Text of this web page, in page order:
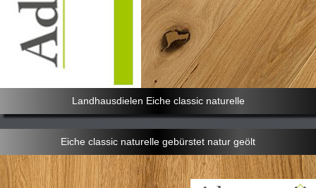
Landhausdielen Eiche classic naturelle
Eiche classic naturelle gebürstet natur geölt